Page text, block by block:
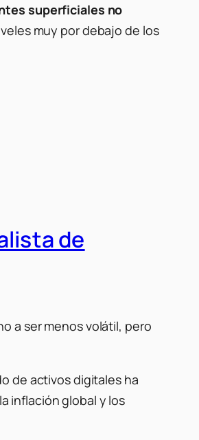
superficiales no
muy por debajo de los
de
a ser menos volátil, pero
de activos digitales ha
inflación global y los